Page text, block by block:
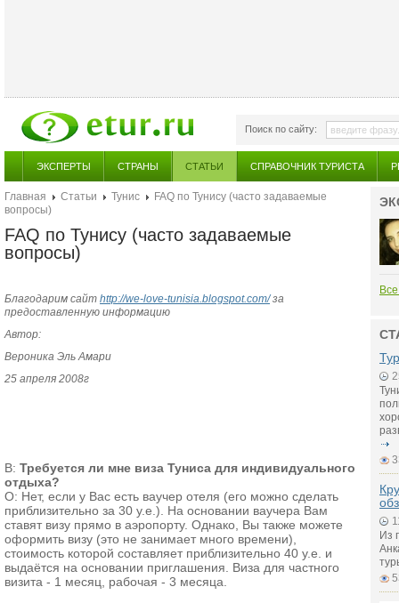
Поиск по сайту:
ЭКСПЕРТЫ СТРАНЫ СТАТЬИ СПРАВОЧНИК ТУРИСТА
Главная Статьи Тунис
FAQ по Тунису (часто задаваемые
вопросы)
FAQ по Тунису (часто задаваемые
вопросы)
Благодарим сайт http://we-love-tunisia.blogspot.com/за
предоставленную информацию
Автор:
Вероника Эль Амари
25 апреля 2008г
В: Требуется ли мне виза Туниса для индивидуального
отдыха?
О: Нет, если у Вас есть ваучер отеля (его можно сделать
приблизительно за 30 у.е.). На основании ваучера Вам
ставят визу прямо в аэропорту. Однако, Вы также можете
оформить визу (это не занимает много времени),
стоимость которой составляет приблизительно 40 у.е. и
выдаётся на основании приглашения. Виза для частного
визита - 1 месяц, рабочая - 3 месяца.
Из